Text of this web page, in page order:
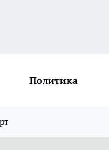
Политика